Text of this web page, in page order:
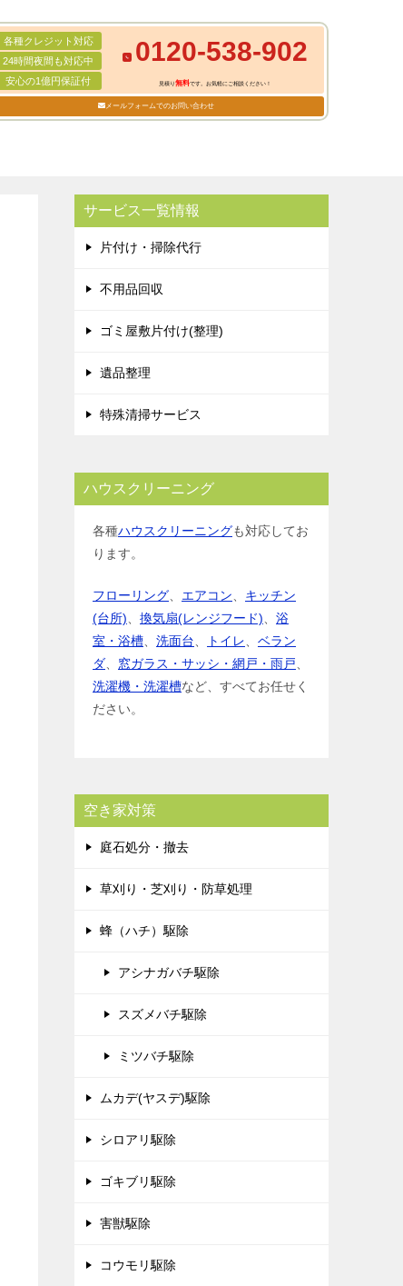
各種クレジット対応
24時間夜間も対応中
安心の1億円保証付
0120-538-902
見積り無料です。お気軽にご相談ください！
メールフォームでのお問い合わせ
サービス一覧情報
片付け・掃除代行
不用品回収
ゴミ屋敷片付け(整理)
遺品整理
特殊清掃サービス
ハウスクリーニング
各種ハウスクリーニングも対応してお
ります。
フローリング エアコン
キッチン
(台所)
換気扇(レンジフード)
浴
室・浴槽
洗面台 トイレ
ベラン
ダ
窓ガラス・サッシ・網戸・雨戸
洗濯機・洗濯槽など、すべてお任せく
ださい。
空き家対策
庭石処分・撤去
草刈り・芝刈り・防草処理
蜂（ハチ）駆除
アシナガバチ駆除
スズメバチ駆除
ミツバチ駆除
ムカデ(ヤスデ)駆除
シロアリ駆除
ゴキブリ駆除
害獣駆除
コウモリ駆除